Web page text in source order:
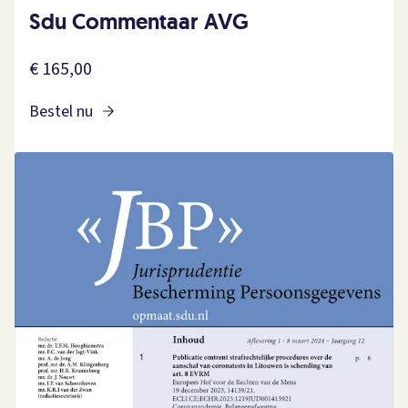
Sdu Commentaar AVG
€ 165,00
Bestel nu